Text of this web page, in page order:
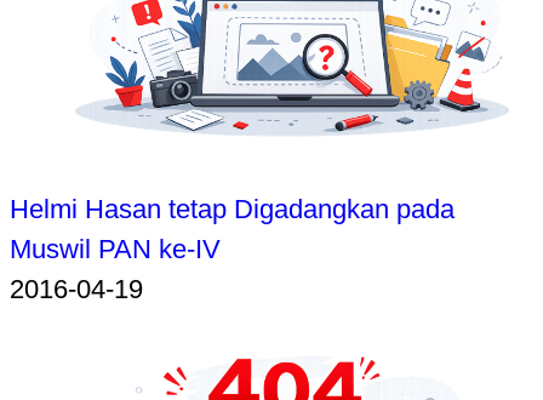
Helmi Hasan tetap Digadangkan pada
Muswil PAN ke-IV
2016-04-19